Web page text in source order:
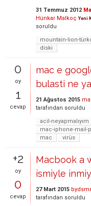
31 Temmuz 2012
Hünkar Malkoç Yeni
soruldu
mountain-lion-
diski
0
oy
1
cevap
mac e
bulasti ne
21 Ağustos 2015
tarafından soruldu
acil-neyapmalıyım
mac-iphone-mail-
mac
virüs
+2
oy
0
cevap
Macbook a
ismiyle
27 Mart 2015
tarafından soruldu